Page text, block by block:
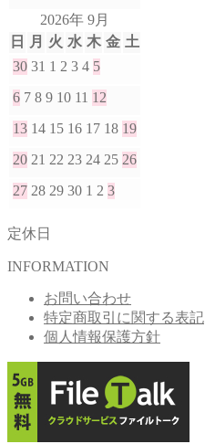
2026年 9月
日
月 火 水 木 金 土
30 31 1 2 3 4 5
6 7 8 9 10 11 12
13 14 15 16 17 18 19
20 21 22 23 24 25 26
27 28 29 30 1 2 3
定休日
INFORMATION
お問い合わせ
特定商取引に関する表記
個人情報保護方針